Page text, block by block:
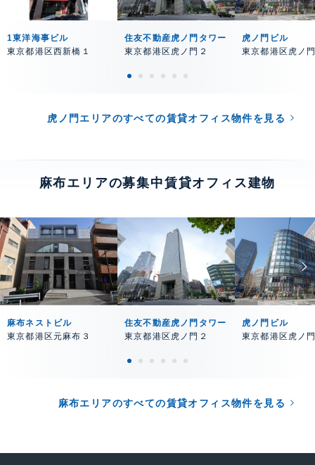
1東洋海事ビル
東京都港区西新橋１
住友不動産虎ノ門タワー
東京都港区虎ノ門２
虎ノ門ビル
東京都港区虎ノ
虎ノ門エリアのすべての賃貸オフィス物件を見る
麻布エリアの募集中賃貸オフィス建物
麻布ネストビル
東京都港区元麻布３
住友不動産虎ノ門タワー
東京都港区虎ノ門２
虎ノ門ビル
東京都港区虎ノ
麻布エリアのすべての賃貸オフィス物件を見る